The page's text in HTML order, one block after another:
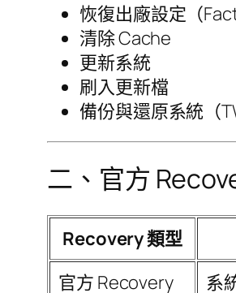
恢復出廠設定（
清除 Cache
更新系統
刷入更新檔
備份與還原系統（
二、官方
Recovery 類型
官方 Recovery
系